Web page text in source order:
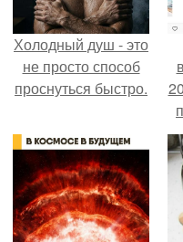
Холодный душ - это
не просто способ
проснуться быстро.